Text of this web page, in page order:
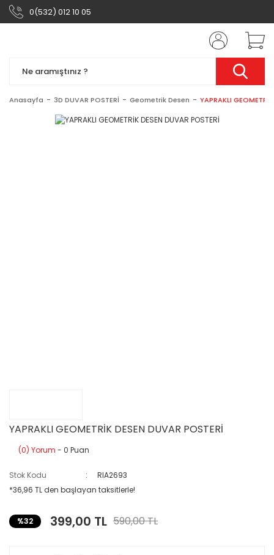
0(532) 012 10 05
Anasayfa 3D DUVAR POSTERİ Geometrik Desen YAPRAKLI
YAPRAKLI GEOMETRİK DESEN DUVAR POSTERİ
(0) Yorum - 0 Puan
Stok Kodu
RIA2693
*36,96 TL den başlayan taksitlerle!
%32 399,00 TL 590,00 TL